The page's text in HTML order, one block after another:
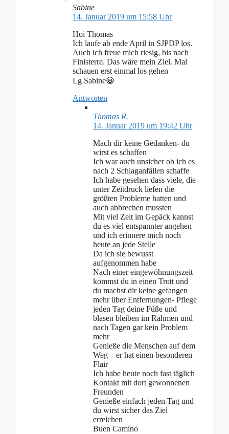
Sabine
14. Januar 2019 um 15:58 Uhr
Hoi Thomas
Ich laufe ab ende April in SJPDP los.
Auch ich freue mich riesig, bis nach
Finisterre. Das wäre mein Ziel. Mal
schauen erst einmal los gehen
Lg Sabine😀
Antworten
Thomas R.
14. Januar 2019 um 19:42 Uhr
Mach dir keine Gedanken- du
wirst es schaffen
Ich war auch unsicher ob ich es
nach 2 Schlaganfällen schaffe
Ich habe gesehen dass viele, die
unter Zeitdruck liefen die
größten Probleme hatten und
auch abbrechen mussten
Mit viel Zeit im Gepäck kannst
du es viel entspannter angehen
und ich erinnere mich noch
heute an jede Stelle
Da ich sie bewusst
aufgenommen habe
Nach einer eingewöhnungszeit
kommst du in einen Trott und
du machst dir keine gefangen
mehr über Entfernungen- Pflege
jeden Tag deine Füße und
blasen bleiben im Rahmen und
nach Tagen gar kein Problem
mehr
Genieße die Menschen auf dem
Weg – er hat einen besonderen
Flair
Ich habe heute noch fast täglich
Kontakt mit dort gewonnenen
Freunden
Genieße einfach jeden Tag und
du wirst sicher das Ziel
erreichen
Buen Camino